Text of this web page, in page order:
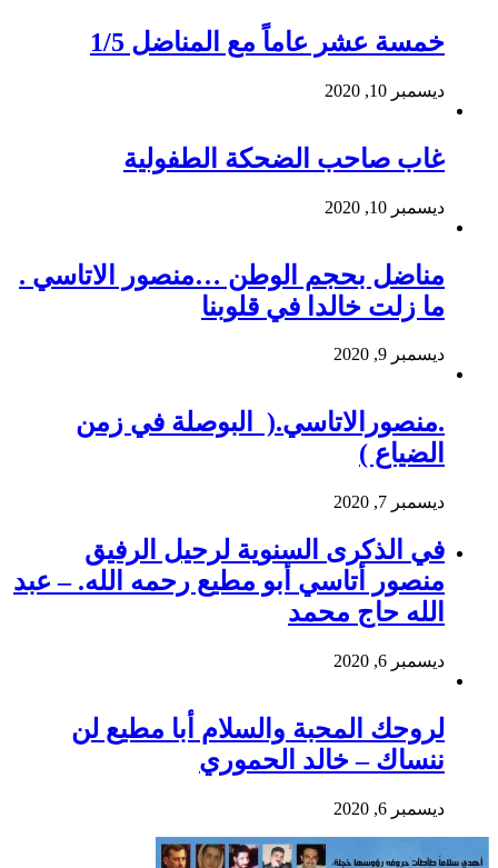
خمسة عشر عاماً مع المناضل 1/5
ديسمبر 10, 2020
غاب صاحب الضحكة الطفولية
ديسمبر 10, 2020
مناضل بحجم الوطن …منصور الاتاسي .
ما زلت خالدا في قلوبنا
ديسمبر 9, 2020
.منصورالاتاسي.( البوصلة في زمن
الضياع )
ديسمبر 7, 2020
في الذكرى السنوية لرحيل الرفيق
منصور أتاسي أبو مطيع رحمه الله. – عبد
الله حاج محمد
ديسمبر 6, 2020
لروحك المحبة والسلام أبا مطيع لن
ننساك – خالد الحموري
ديسمبر 6, 2020